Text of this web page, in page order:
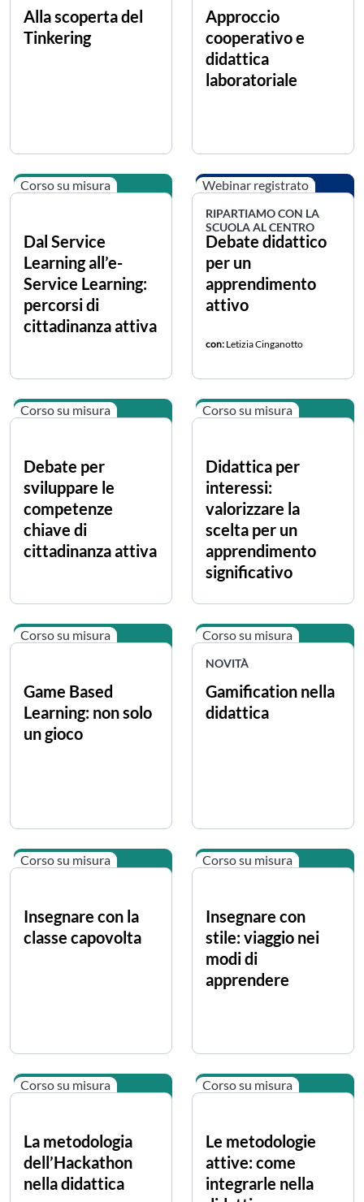
Alla scoperta del
Tinkering
Approccio
cooperativo e
didattica
laboratoriale
Corso su misura
Dal Service
Learning all’e-
Service Learning:
percorsi di
cittadinanza attiva
Webinar registrato
RIPARTIAMO CON LA
SCUOLA AL CENTRO
Debate didattico
per un
apprendimento
attivo
con: Letizia Cinganotto
Corso su misura
Debate per
sviluppare le
competenze
chiave di
cittadinanza attiva
Corso su misura
Didattica per
interessi:
valorizzare la
scelta per un
apprendimento
significativo
Corso su misura
Game Based
Learning: non solo
un gioco
Corso su misura
NOVITÀ
Gamification nella
didattica
Corso su misura
Insegnare con la
classe capovolta
Corso su misura
Insegnare con
stile: viaggio nei
modi di
apprendere
Corso su misura
La metodologia
dell’Hackathon
nella didattica
Corso su misura
Le metodologie
attive: come
integrarle nella